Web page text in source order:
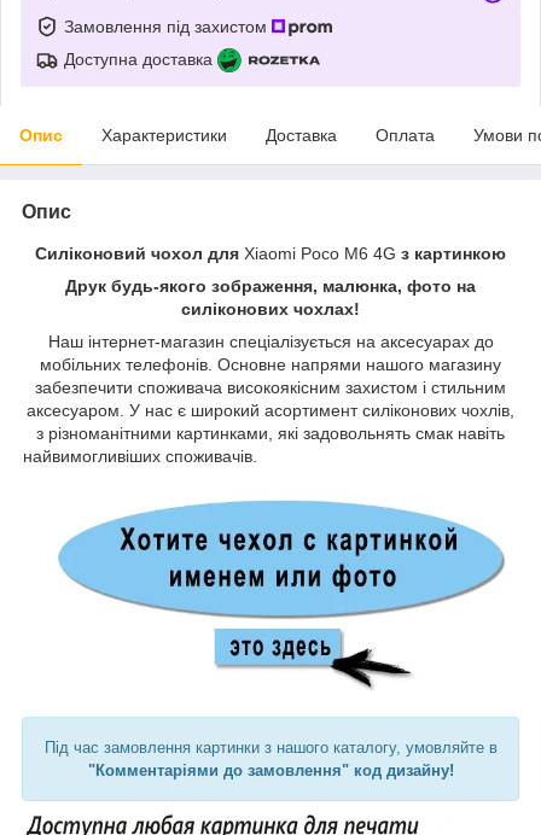
Замовлення під захистом
Доступна доставка
Опис Характеристики Доставка Оплата Умови
Опис
Силіконовий чохол для Xiaomi Poco M6 4G з картинкою
Друк будь-якого зображення, малюнка, фото на
силіконових чохлах!
Наш інтернет-магазин спеціалізується на аксесуарах до
мобільних телефонів. Основне напрями нашого магазину
забезпечити споживача високоякісним захистом і стильним
аксесуаром. У нас є широкий асортимент силіконових чохлів,
з різноманітними картинками, які задовольнять смак навіть
найвимогливіших споживачів.
Під час замовлення картинки з нашого каталогу, умовляйте в
"Комментаріями до замовлення" код дизайну!